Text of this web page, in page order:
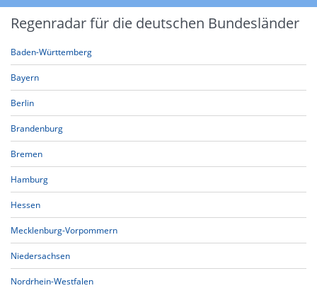
Regenradar für die deutschen Bundesländer
Baden-Württemberg
Bayern
Berlin
Brandenburg
Bremen
Hamburg
Hessen
Mecklenburg-Vorpommern
Niedersachsen
Nordrhein-Westfalen